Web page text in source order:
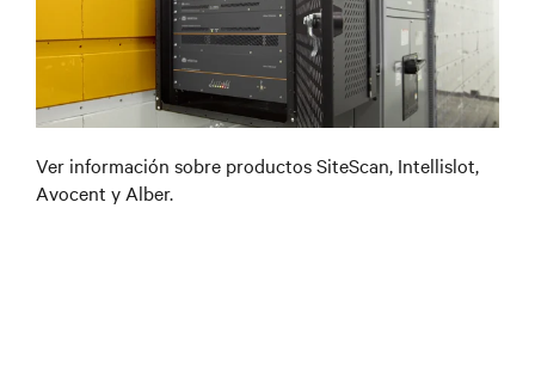
Ver información sobre productos SiteScan, Intellislot,
Avocent y Alber.